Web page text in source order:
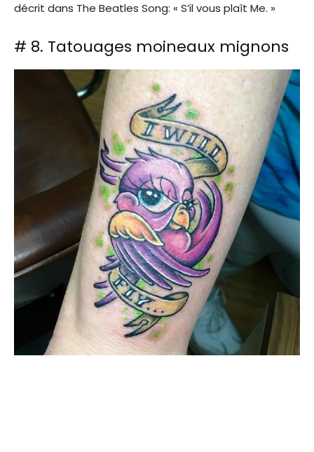
décrit dans The Beatles Song: « S’il vous plaît Me. »
# 8. Tatouages ​​moineaux mignons